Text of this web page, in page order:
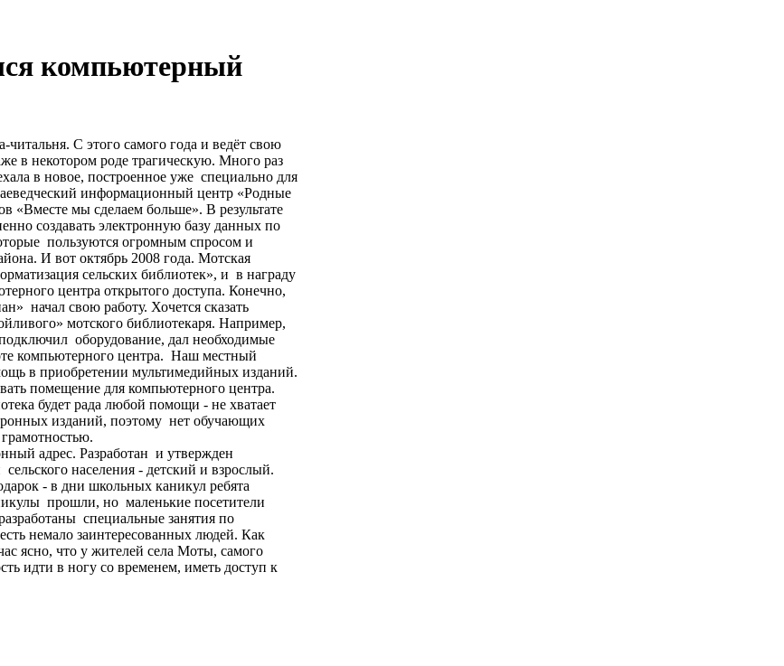
компьютерный
С этого самого года и ведёт свою
в некотором роде трагическую. Много раз
в новое, построенное уже специально для
информационный центр «Родные
«Вместе мы сделаем больше». В результате
создавать электронную базу данных по
пользуются огромным спросом и
И вот октябрь 2008 года. Мотская
сельских библиотек», и в награду
центра открытого доступа. Конечно,
начал свою работу. Хочется сказать
мотского библиотекаря. Например,
оборудование, дал необходимые
компьютерного центра. Наш местный
в приобретении мультимедийных изданий.
помещение для компьютерного центра.
будет рада любой помощи - не хватает
изданий, поэтому нет обучающих
адрес. Разработан и утвержден
населения - детский и взрослый.
- в дни школьных каникул ребята
прошли, но маленькие посетители
специальные занятия по
немало заинтересованных людей. Как
ясно, что у жителей села Моты, самого
идти в ногу со временем, иметь доступ к